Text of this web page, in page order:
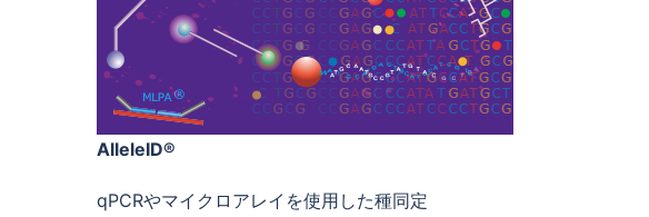
AlleleID®
qPCRやマイクロアレイを使用した種同定